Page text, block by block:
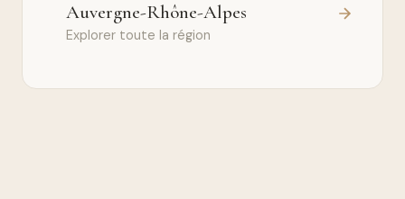
Auvergne-Rhône-Alpes
Explorer toute la région